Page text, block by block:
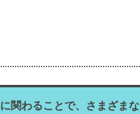
関わることで、さまざまな